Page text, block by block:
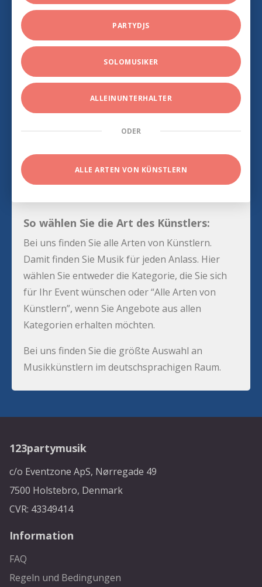
PARTYDJS
SOLOMUSIKER
ALLEINUNTERHALTER
ODER
ALLE ARTEN VON KÜNSTLERN
So wählen Sie die Art des Künstlers:
Bei uns finden Sie alle Arten von Künstlern.
Damit finden Sie Musik für jeden Anlass. Hier
wählen Sie entweder die Kategorie, die Sie sich
für Ihr Event wünschen oder “Alle Arten von
Künstlern”, wenn Sie Angebote aus allen
Kategorien erhalten möchten.
Bei uns finden Sie die größte Auswahl an
Musikkünstlern im deutschsprachigen Raum.
123partymusik
c/o Eventzone ApS, Nørregade 49
7500 Holstebro, Denmark
CVR: 43349414
Information
FAQ
Regeln und Bedingungen